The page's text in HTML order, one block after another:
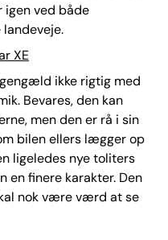
igen ved både
XE
ikke rigtig med
Bevares, den kan
men den er rå i sin
bilen ellers lægger op
ligeledes nye toliters
en finere karakter. Den
nok være værd at se